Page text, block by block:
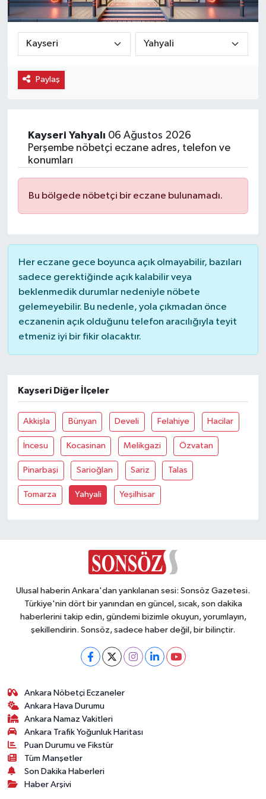
Paylaş
Kayseri Yahyalı 06 Ağustos 2026
Perşembe nöbetçi eczane adres, telefon ve
konumları
Bu bölgede nöbetçi bir eczane bulunamadı.
Her eczane gece boyunca açık olmayabilir, bazıları
sadece gerektiğinde açık kalabilir veya
beklenmedik durumlar nedeniyle nöbete
gelemeyebilir. Bu nedenle, yola çıkmadan önce
eczanenin açık olduğunu telefon aracılığıyla teyit
etmeniz iyi bir fikir olacaktır.
Kayseri Diğer İlçeler
Akkişla Bünyan Develi Felahiye Hacilar
İncesu Kocasinan Melikgazi Özvatan
Pinarbaşi Sarioğlan Sariz Talas
Tomarza Yahyali Yeşilhisar
Ulusal haberin Ankara'dan yankılanan sesi: Sonsöz Gazetesi.
Türkiye'nin dört bir yanından en güncel, sıcak, son dakika
haberlerini takip edin, gündemi bizimle okuyun, yorumlayın,
şekillendirin. Sonsöz, sadece haber değil, bir bilinçtir.
Ankara Nöbetçi Eczaneler
Ankara Hava Durumu
Ankara Namaz Vakitleri
Ankara Trafik Yoğunluk Haritası
Puan Durumu ve Fikstür
Tüm Manşetler
Son Dakika Haberleri
Haber Arşivi
Ekonomi
Eleman
Emlak
Gurme
İlçe Haberleri
Kültür & Sanat
Magazin
Resmi İlanlar
Sağlık
Seri İlan
Siyaset
Sokak Hayvanlarını Sahiplendirme
Sonsöz Özel
Spor